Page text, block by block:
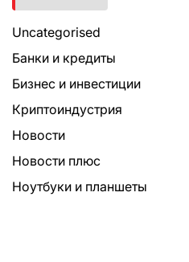
Uncategorised
Банки и кредиты
Бизнес и инвестиции
Криптоиндустрия
Новости
Новости плюс
Ноутбуки и планшеты